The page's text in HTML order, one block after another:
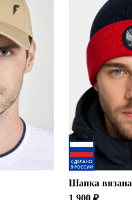
Шапка